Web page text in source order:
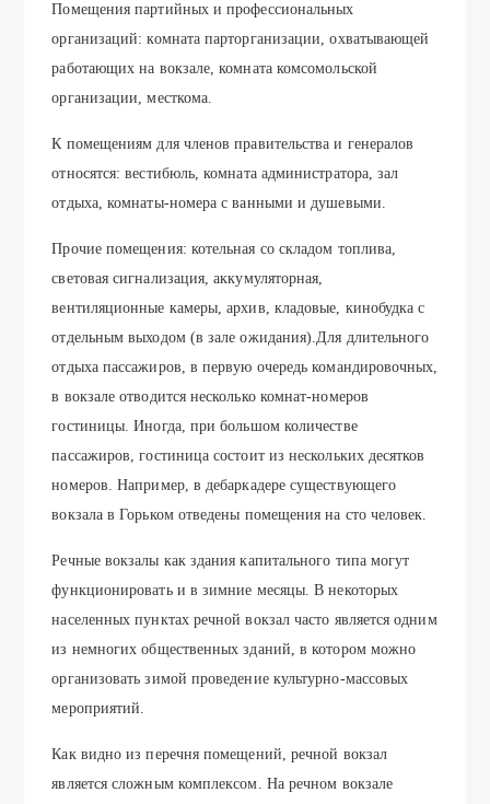
Помещения партийных и профессиональных
организаций: комната парторганизации, охватывающей
работающих на вокзале, комната комсомольской
организации, месткома.
К помещениям для членов правительства и генералов
относятся: вестибюль, комната администратора, зал
отдыха, комнаты-номера с ванными и душевыми.
Прочие помещения: котельная со складом топлива,
световая сигнализация, аккумуляторная,
вентиляционные камеры, архив, кладовые, кинобудка с
отдельным выходом (в зале ожидания).Для длительного
отдыха пассажиров, в первую очередь командировочных,
в вокзале отводится несколько комнат-номеров
гостиницы. Иногда, при большом количестве
пассажиров, гостиница состоит из нескольких десятков
номеров. Например, в дебаркадере существующего
вокзала в Горьком отведены помещения на сто человек.
Речные вокзалы как здания капитального типа могут
функционировать и в зимние месяцы. В некоторых
населенных пунктах речной вокзал часто является одним
из немногих общественных зданий, в котором можно
организовать зимой проведение культурно-массовых
мероприятий.
Как видно из перечня помещений, речной вокзал
является сложным комплексом. На речном вокзале